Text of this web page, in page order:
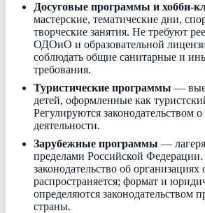
Досуговые программы и хобби-
мастерские, тематические дни,
творческие занятия. Не требуют
ОДОиО и образовательной
соблюдать общие санитарные и
требования.
Туристические программы —
детей, оформленные как
Регулируются законодательством о
деятельности.
Зарубежные программы —
пределами Российской Федерации.
законодательство об
распространяется; формат и
определяются законодательством
страны.